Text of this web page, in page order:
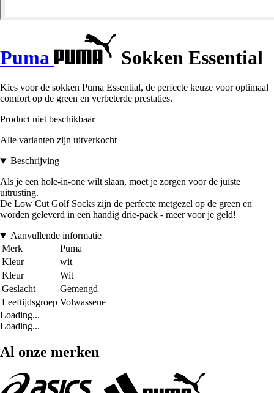
Puma Sokken Essential
Kies voor de sokken Puma Essential, de perfecte keuze voor optimaal
comfort op de green en verbeterde prestaties.
Product niet beschikbaar
Alle varianten zijn uitverkocht
Beschrijving
Als je een hole-in-one wilt slaan, moet je zorgen voor de juiste
uitrusting.
De Low Cut Golf Socks zijn de perfecte metgezel op de green en
worden geleverd in een handig drie-pack - meer voor je geld!
Aanvullende informatie
Merk
Puma
Kleur
wit
Kleur
Wit
Geslacht
Gemengd
Leeftijdsgroep Volwassene
Loading...
Loading...
Al onze merken